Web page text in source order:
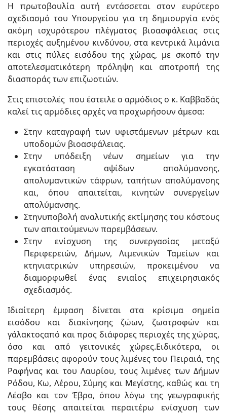
Η πρωτοβουλία αυτή εντάσσεται στον ευρύτερο
σχεδιασμό του Υπουργείου για τη δημιουργία ενός
ακόμη ισχυρότερου πλέγματος βιοασφάλειας στις
περιοχές αυξημένου κινδύνου, στα κεντρικά λιμάνια
και στις πύλες εισόδου της χώρας, με σκοπό την
αποτελεσματικότερη πρόληψη και αποτροπή της
διασποράς των επιζωοτιών.
Στις επιστολές που έστειλε ο αρμόδιος ο κ. Καββαδάς
καλεί τις αρμόδιες αρχές να προχωρήσουν άμεσα:
Στην καταγραφή των υφιστάμενων μέτρων και
υποδομών βιοασφάλειας.
Στην υπόδειξη νέων σημείων για την
εγκατάσταση αψίδων απολύμανσης,
απολυμαντικών τάφρων, ταπήτων απολύμανσης
και, όπου απαιτείται, κινητών συνεργείων
απολύμανσης.
Στηνυποβολή αναλυτικής εκτίμησης του κόστους
των απαιτούμενων παρεμβάσεων.
Στην ενίσχυση της συνεργασίας μεταξύ
Περιφερειών, Δήμων, Λιμενικών Ταμείων και
κτηνιατρικών υπηρεσιών, προκειμένου να
διαμορφωθεί ένας ενιαίος επιχειρησιακός
σχεδιασμός.
Ιδιαίτερη έμφαση δίνεται στα κρίσιμα σημεία
εισόδου και διακίνησης ζώων, ζωοτροφών και
γάλακτοςαπό και προς διάφορες περιοχές της χώρας,
όσο και από γειτονικές χώρες.Ειδικότερα, οι
παρεμβάσεις αφορούν τους λιμένες του Πειραιά, της
Ραφήνας και του Λαυρίου, τους λιμένες των Δήμων
Ρόδου, Κω, Λέρου, Σύμης και Μεγίστης, καθώς και τη
Λέσβο και τον Έβρο, όπου λόγω της γεωγραφικής
τους θέσης απαιτείται περαιτέρω ενίσχυση των